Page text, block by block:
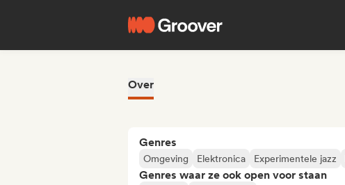
Over
Genres
Omgeving Elektronica Experimentele jazz
Genres waar ze ook open voor staan